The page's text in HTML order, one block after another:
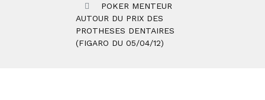
POKER MENTEUR
AUTOUR DU PRIX DES
PROTHESES DENTAIRES
(FIGARO DU 05/04/12)